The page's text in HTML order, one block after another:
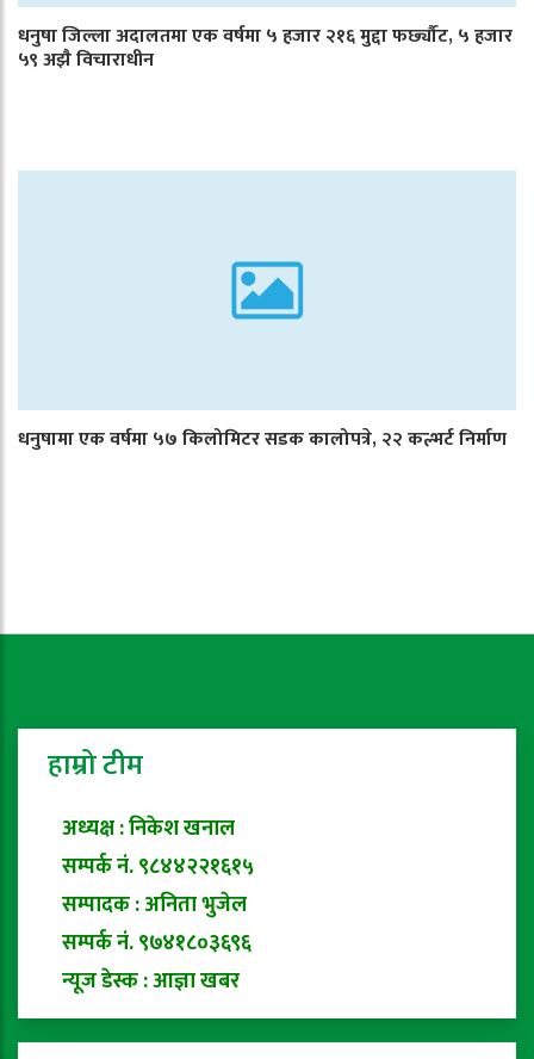
धनुषा जिल्ला अदालतमा एक वर्षमा ५ हजार २१६ मुद्दा फर्छ्यौट, ५ हजार
५९ अझै विचाराधीन
धनुषामा एक वर्षमा ५७ किलोमिटर सडक कालोपत्रे, २२ कल्भर्ट निर्माण
हाम्रो टीम
अध्यक्ष : निकेश खनाल
सम्पर्क नं. ९८४४२२१६१५
सम्पादक : अनिता भुजेल
सम्पर्क नं. ९७४१८०३६९६
न्यूज डेस्क : आज्ञा खबर